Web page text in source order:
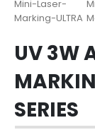
UV 3W
SERIES